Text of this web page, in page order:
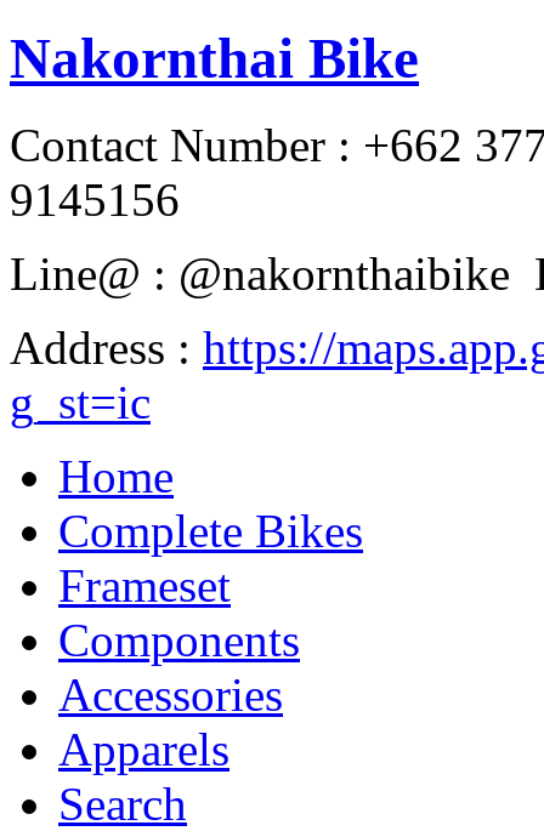
Nakornthai Bike
Contact Number : +662
9145156
Line@ :
Address : https://
g_st=ic
Home
Complete Bikes
Frameset
Components
Accessories
Apparels
Search